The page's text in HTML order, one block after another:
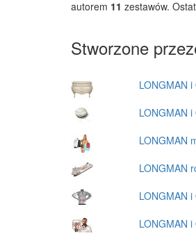
autorem 11 zestawów.
Stworzone
LONGMAN
LONGMAN
LONGMAN
LONGMAN
LONGMAN
LONGMAN